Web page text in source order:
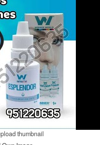
thumbnail